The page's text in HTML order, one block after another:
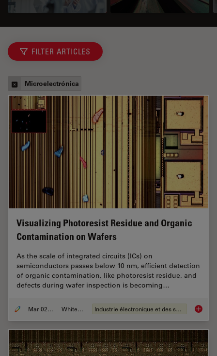
FILTER ARTICLES
Microelectrónica
Visualizing Photoresist Residue and Organic
Contamination on Wafers
As the scale of integrated circuits (ICs) on
semiconductors passes below 10 nm, efficient detection
of organic contamination, like photoresist residue, and
defects during wafer inspection is becoming…
Mar 02, 2026 Whitepaper Industrie électronique et des semi-conducteurs